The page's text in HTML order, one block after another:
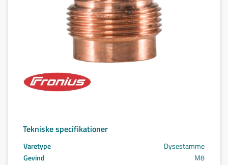
Tekniske specifikationer
Varetype
Dysestamme
Gevind
M8